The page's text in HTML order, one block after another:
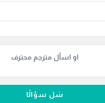
او اسأل مترجم محترف
سَل سؤالًا